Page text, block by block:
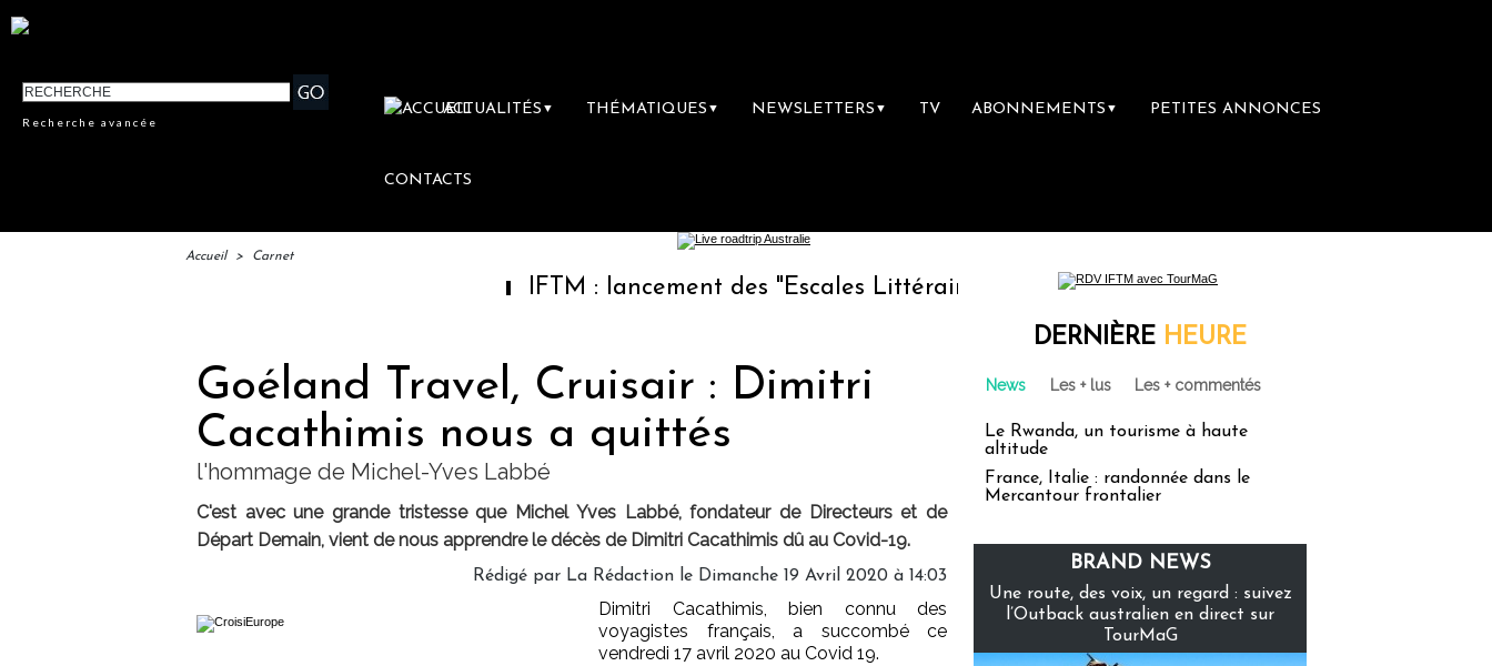
Recherche avancée
ACTUALITÉS ▼ THÉMATIQUES ▼ NEWSLETTERS ▼ TV ABONNEMENTS ▼ PETITES ANNONCES
CONTACTS
Accueil > Carnet
IFTM : lancement des "Escales Littéraires", la première librairie du voyage
Goéland Travel, Cruisair : Dimitri
Cacathimis nous a quittés
l'hommage de Michel-Yves Labbé
C'est avec une grande tristesse que Michel Yves Labbé, fondateur de Directeurs et de
Départ Demain, vient de nous apprendre le décès de Dimitri Cacathimis dû au Covid-19.
Rédigé par La Rédaction le Dimanche 19 Avril 2020 à 14:03
Dimitri Cacathimis, bien connu des
voyagistes français, a succombé ce
vendredi 17 avril 2020 au Covid 19.
DERNIÈRE HEURE
News Les + lus Les + commentés
Le Rwanda, un tourisme à haute
altitude
France, Italie : randonnée dans le
Mercantour frontalier
BRAND NEWS
Une route, des voix, un regard : suivez
l’Outback australien en direct sur
TourMaG